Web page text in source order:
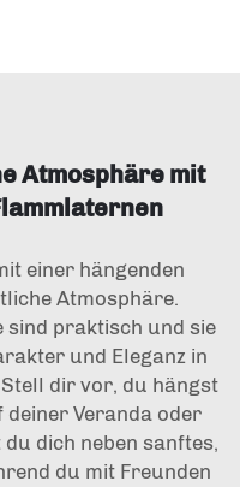
Atmosphäre mit
einer hängenden
Atmosphäre.
sind praktisch und sie
und Eleganz in
dir vor, du hängst
Veranda oder
dich neben sanftes,
du mit Freunden